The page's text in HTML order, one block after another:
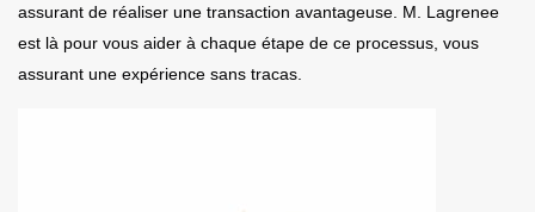
assurant de réaliser une transaction avantageuse. M. Lagrenee
est là pour vous aider à chaque étape de ce processus, vous
assurant une expérience sans tracas.